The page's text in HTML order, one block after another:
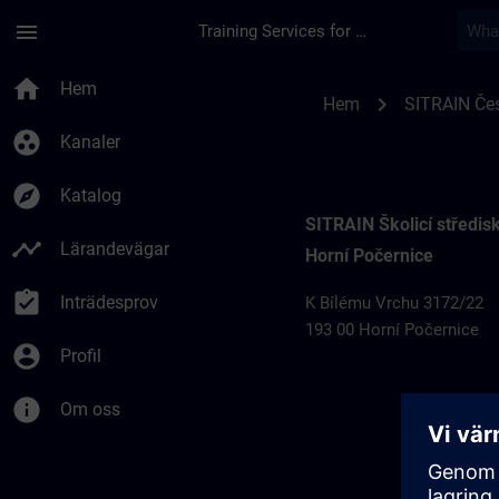
menu Training Services for Digital Industries
home Hem
group_work Kanaler
explore Katalog
timeline Lärandevägar
assignment_turned_in Inträdesprov
account_circle Profil
info Om oss
Hem chevron_right SITRAIN
SITRAIN Školicí
Horní Počernice
K Bílému Vrchu 3172/22
193 00 Horní Počernice